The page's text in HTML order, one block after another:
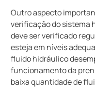
Outro aspecto
verificação do sistema
deve ser verificado
esteja em níveis
fluido hidráulico
funcionamento da
baixa quantidade de